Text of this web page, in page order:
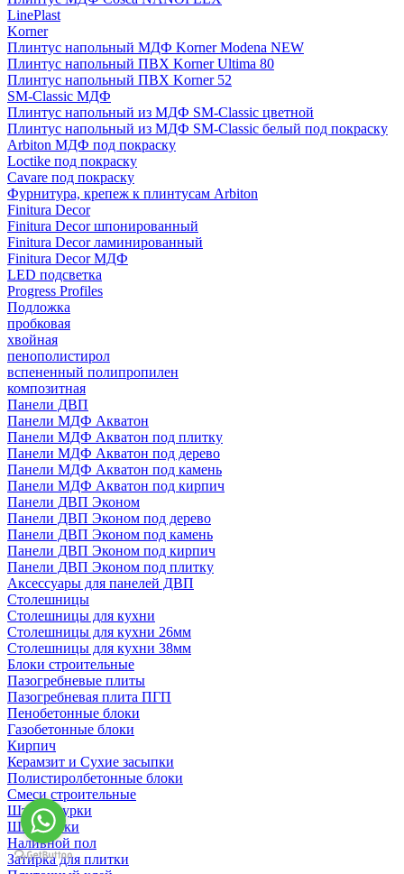
LinePlast
Korner
Плинтус напольный МДФ Korner Modena NEW
Плинтус напольный ПВХ Korner Ultima 80
Плинтус напольный ПВХ Korner 52
SM-Classic МДФ
Плинтус напольный из МДФ SM-Classic цветной
Плинтус напольный из МДФ SM-Classic белый под покраску
Arbiton МДФ под покраску
Loctike под покраску
Cavare под покраску
Фурнитура, крепеж к плинтусам Arbiton
Finitura Decor
Finitura Decor шпонированный
Finitura Decor ламинированный
Finitura Decor МДФ
LED подсветка
Progress Profiles
Подложка
пробковая
хвойная
пенополистирол
вспененный полипропилен
композитная
Панели ДВП
Панели МДФ Акватон
Панели МДФ Акватон под плитку
Панели МДФ Акватон под дерево
Панели МДФ Акватон под камень
Панели МДФ Акватон под кирпич
Панели ДВП Эконом
Панели ДВП Эконом под дерево
Панели ДВП Эконом под камень
Панели ДВП Эконом под кирпич
Панели ДВП Эконом под плитку
Аксессуары для панелей ДВП
Столешницы
Столешницы для кухни
Столешницы для кухни 26мм
Столешницы для кухни 38мм
Блоки строительные
Пазогребневые плиты
Пазогребневая плита ПГП
Пенобетонные блоки
Газобетонные блоки
Кирпич
Керамзит и Сухие засыпки
Полистиролбетонные блоки
Смеси строительные
Штукартурки
Шпаклевки
Наливной пол
Затирка для плитки